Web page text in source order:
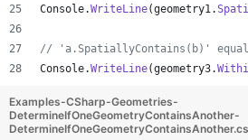
Console.WriteLine(geometry1.
// 'a.SpatiallyContains(b)'
Console.WriteLine(geometry3.
Examples-CSharp-Geometries-
DetermineIfOneGeometryContainsAnother-
DetermineIfOneGeometryContainsAnother.cs